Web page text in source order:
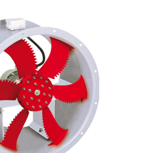
DETAILS